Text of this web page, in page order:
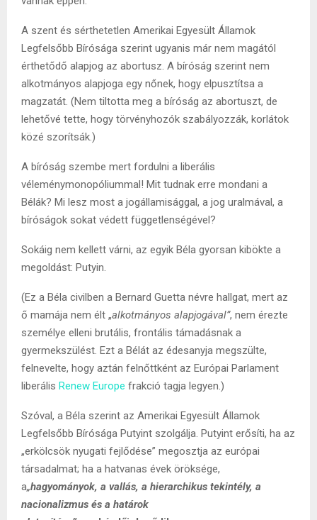
A szent és sérthetetlen Amerikai Egyesült Államok
Legfelsőbb Bírósága szerint ugyanis már nem magától
érthetődő alapjog az abortusz. A bíróság szerint nem
alkotmányos alapjoga egy nőnek, hogy elpusztítsa a
magzatát. (Nem tiltotta meg a bíróság az abortuszt, de
lehetővé tette, hogy törvényhozók szabályozzák, korlátok
közé szorítsák.)
A bíróság szembe mert fordulni a liberális
véleménymonopóliummal! Mit tudnak erre mondani a
Bélák? Mi lesz most a jogállamisággal, a jog uralmával, a
bíróságok sokat védett függetlenségével?
Sokáig nem kellett várni, az egyik Béla gyorsan kibökte a
megoldást: Putyin.
(Ez a Béla civilben a Bernard Guetta névre hallgat, mert az
ő mamája nem élt „alkotmányos alapjogával”, nem érezte
személye elleni brutális, frontális támadásnak a
gyermekszülést. Ezt a Bélát az édesanyja megszülte,
felnevelte, hogy aztán felnőttként az Európai Parlament
liberális Renew Europe frakció tagja legyen.)
Szóval, a Béla szerint az Amerikai Egyesült Államok
Legfelsőbb Bírósága Putyint szolgálja. Putyint erősíti, ha az
„erkölcsök nyugati fejlődése” megosztja az európai
társadalmat; ha a hatvanas évek öröksége,
a„hagyományok, a vallás, a hierarchikus tekintély, a
nacionalizmus és a határok